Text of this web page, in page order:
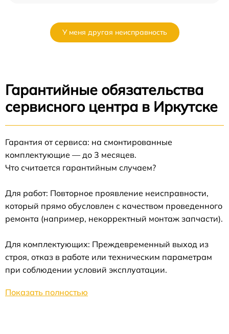
У меня другая неисправность
Гарантийные обязательства
сервисного центра в Иркутске
Гарантия от сервиса: на смонтированные
комплектующие — до 3 месяцев.
Что считается гарантийным случаем?
Для работ: Повторное проявление неисправности,
который прямо обусловлен с качеством проведенного
ремонта (например, некорректный монтаж запчасти).
Для комплектующих: Преждевременный выход из
строя, отказ в работе или техническим параметрам
при соблюдении условий эксплуатации.
Показать полностью